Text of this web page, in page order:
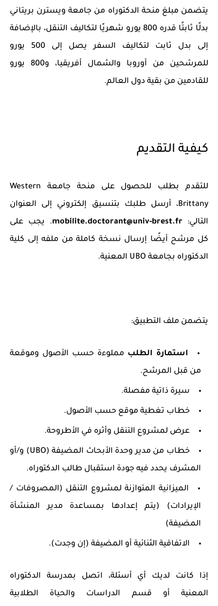
يتضمن مبلغ منحة الدكتوراه من جامعة ويسترن بريتاني
بدلًا ثابتًا قدره 800 يورو شهريًا لتكاليف التنقل، بالإضافة
إلى بدل ثابت لتكاليف السفر يصل إلى 500 يورو
للمرشحين من أوروبا والشمال أفريقيا، و800 يورو
للقادمين من بقية دول العالم.
كيفية التقديم
للتقدم بطلب للحصول على منحة جامعة Western
Brittany، أرسل طلبك بتنسيق إلكتروني إلى العنوان
التالي: mobilite.doctorant@univ-brest.fr. يجب على
كل مرشح أيضًا إرسال نسخة كاملة من ملفه إلى كلية
الدكتوراه بجامعة UBO المعنية.
يتضمن ملف التطبيق:
استمارة الطلب مملوءة حسب الأصول وموقعة
من قبل المرشح.
سيرة ذاتية مفصلة.
خطاب تغطية موقع حسب الأصول.
عرض لمشروع التنقل وأثره في الأطروحة.
خطاب من مدير وحدة الأبحاث المضيفة (UBO) و/أو
المشرف يحدد فيه جودة استقبال طالب الدكتوراه.
الميزانية المتوازنة لمشروع التنقل (المصروفات /
الإيرادات) (يتم إعدادها بمساعدة مدير المنشأة
المضيفة)
الاتفاقية الثنائية أو المضيفة (إن وجدت).
إذا كانت لديك أي أسئلة، اتصل بمدرسة الدكتوراه
المعنية أو قسم الدراسات والحياة الطلابية